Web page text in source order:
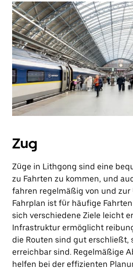
Zug
Züge in Lithgong sind eine
zu Fahrten zu kommen, und
fahren regelmäßig von und zur
Fahrplan ist für häufige
sich verschiedene Ziele leicht
Infrastruktur ermöglicht
die Routen sind gut erschließt,
erreichbar sind. Regelmäßige
helfen bei der effizienten